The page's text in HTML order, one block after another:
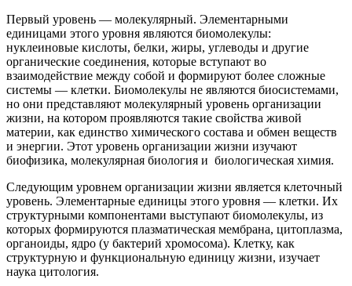
Первый уровень — молекулярный. Элементарными
единицами этого уровня являются биомолекулы:
нуклеиновые кислоты, белки, жиры, углеводы и другие
органические соединения, которые вступают во
взаимодействие между собой и формируют более сложные
системы — клетки. Биомолекулы не являются биосистемами,
но они представляют молекулярный уровень организации
жизни, на котором проявляются такие свойства живой
материи, как единство химического состава и обмен веществ
и энергии. Этот уровень организации жизни изучают
биофизика, молекулярная биология и биологическая химия.
Следующим уровнем организации жизни является клеточный
уровень. Элементарные единицы этого уровня — клетки. Их
структурными компонентами выступают биомолекулы, из
которых формируются плазматическая мембрана, цитоплазма,
органоиды, ядро (у бактерий хромосома). Клетку, как
структурную и функциональную единицу жизни, изучает
наука цитология.